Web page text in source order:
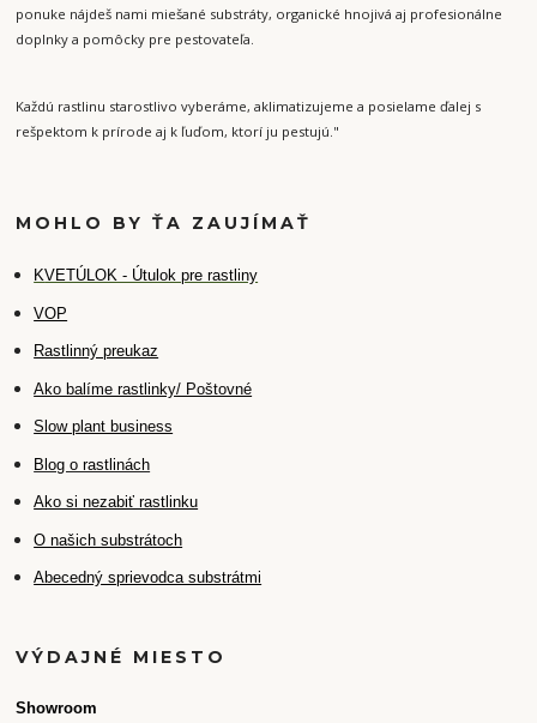
ponuke nájdeš nami miešané substráty, organické hnojivá aj profesionálne
doplnky a pomôcky pre pestovateľa.
Každú rastlinu starostlivo vyberáme, aklimatizujeme a posielame ďalej s
rešpektom k prírode aj k ľuďom, ktorí ju pestujú."
MOHLO BY ŤA ZAUJÍMAŤ
KVETÚLOK - Útulok pre rastliny
VOP
Rastlinný preukaz
Ako balíme rastlinky/ Poštovné
Slow plant business
Blog o rastlinách
Ako si nezabiť rastlinku
O našich substrátoch
Abecedný sprievodca substrátmi
VÝDAJNÉ MIESTO
Showroom